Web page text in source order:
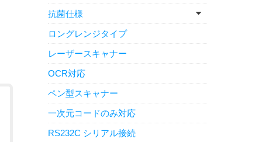
抗菌仕様
ロングレンジタイプ
レーザースキャナー
OCR対応
ペン型スキャナー
一次元コードのみ対応
RS232C シリアル接続